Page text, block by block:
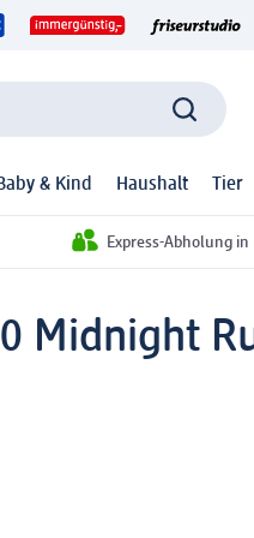
& Kind Haushalt Tier
Express-Abholung
Midnight